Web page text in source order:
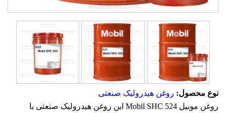
نوع محصول: روغن هیدرولیک صنعتی
روغن موبیل Mobil SHC 524 این روغن هیدرولیک صنعتی با